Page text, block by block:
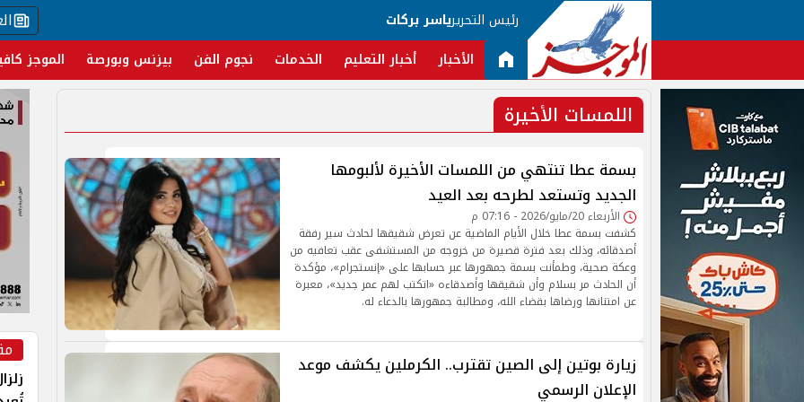
رئيس التحريرياسر بركات
الأخبار أخبار التعليم الخدمات نجوم الفن بيزنس وبورصة الموجز
اللمسات الأخيرة
بسمة عطا تنتهي من اللمسات الأخيرة لألبومها
الجديد وتستعد لطرحه بعد العيد
الأربعاء 20/مايو/2026 - 07:16 م
كشفت بسمة عطا خلال الأيام الماضية عن تعرض شقيقها لحادث سير رفقة
أصدقائه، وذلك بعد فترة قصيرة من خروجه من المستشفى عقب تعافيه من
وعكة صحية، وطمأنت بسمة جمهورها عبر حسابها على «إنستجرام»، مؤكدة
أن الحادث مر بسلام وأن شقيقها وأصدقاءه «اتكتب لهم عمر جديد»، معبرة
عن امتنانها ورضاها بقضاء الله، ومطالبة جمهورها بالدعاء له.
زيارة بوتين إلى الصين تقترب.. الكرملين يكشف موعد
الإعلان الرسمي